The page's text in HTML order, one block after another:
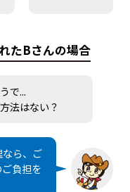
たBさんの場合
で...
法はない？
ら、ご
負担を